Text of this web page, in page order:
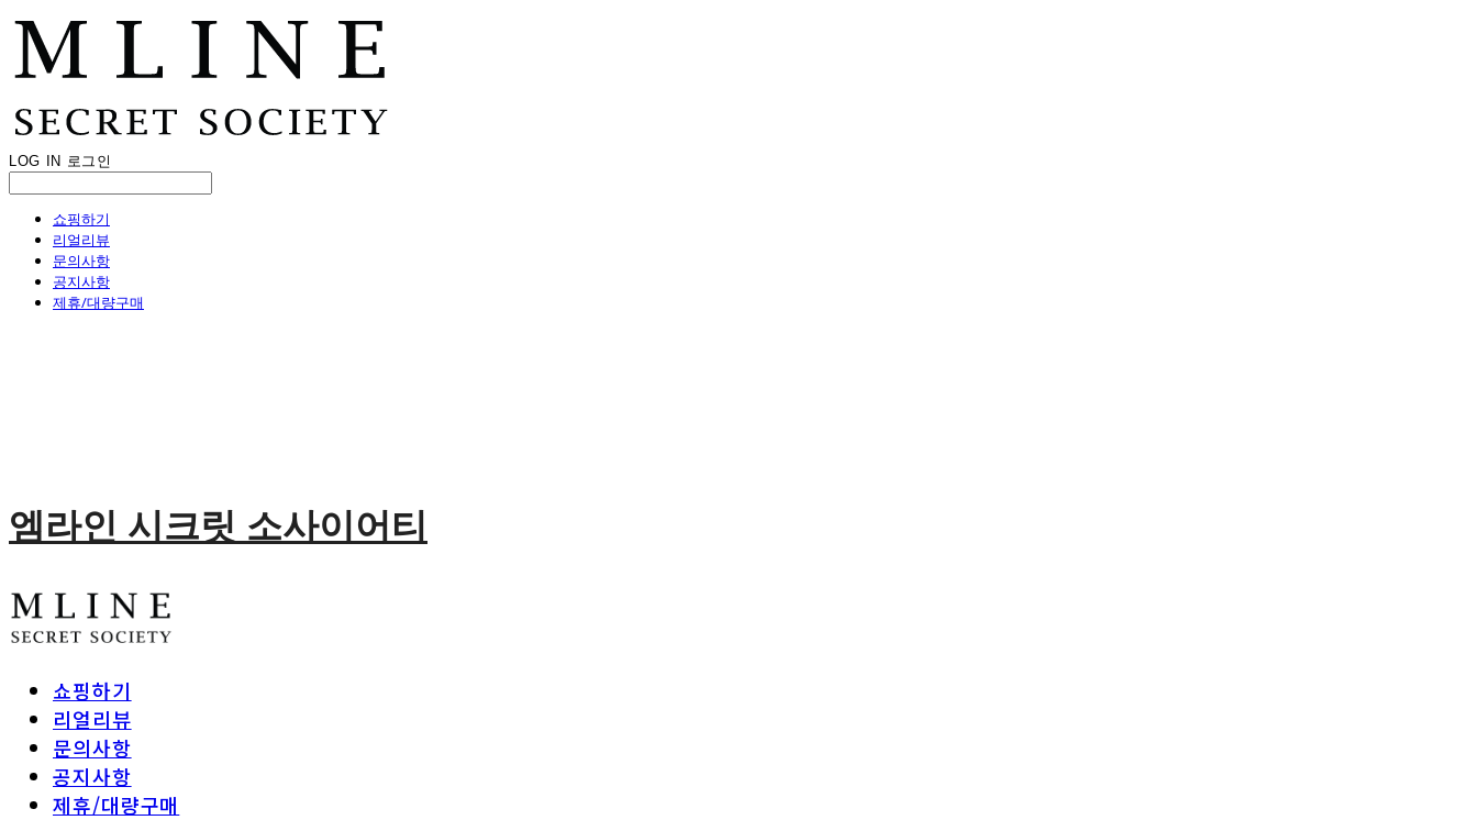
LOG IN 로그인
쇼핑하기
리얼리뷰
문의사항
공지사항
제휴/대량구매
엠라인 시크릿 소사이어티
쇼핑하기
리얼리뷰
문의사항
공지사항
제휴/대량구매